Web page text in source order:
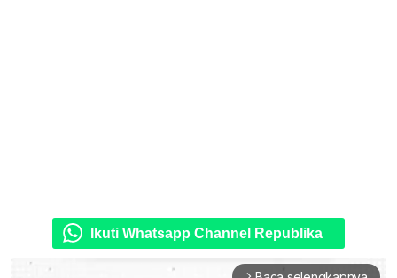
Ikuti Whatsapp Channel Republika